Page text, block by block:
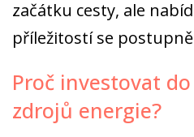
začátku cesty, ale
příležitostí se
Proč investovat
zdrojů energie?